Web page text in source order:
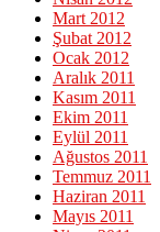
Mart 2012
Şubat 2012
Ocak 2012
Aralık 2011
Kasım 2011
Ekim 2011
Eylül 2011
Ağustos 2011
Temmuz 2011
Haziran 2011
Mayıs 2011